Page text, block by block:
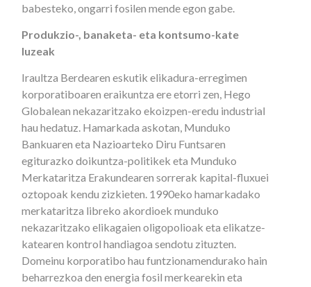
babesteko, ongarri fosilen mende egon gabe.
Produkzio-, banaketa- eta kontsumo-kate
luzeak
Iraultza Berdearen eskutik elikadura-erregimen
korporatiboaren eraikuntza ere etorri zen, Hego
Globalean nekazaritzako ekoizpen-eredu industrial
hau hedatuz. Hamarkada askotan, Munduko
Bankuaren eta Nazioarteko Diru Funtsaren
egiturazko doikuntza-politikek eta Munduko
Merkataritza Erakundearen sorrerak kapital-fluxuei
oztopoak kendu zizkieten. 1990eko hamarkadako
merkataritza libreko akordioek munduko
nekazaritzako elikagaien oligopolioak eta elikatze-
katearen kontrol handiagoa sendotu zituzten.
Domeinu korporatibo hau funtzionamendurako hain
beharrezkoa den energia fosil merkearekin eta